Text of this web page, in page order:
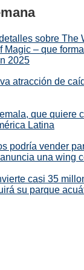
sobre The
Magic – que
2025
atracción de
que quiere
Latina
podría vender
una wing
casi 35
su parque